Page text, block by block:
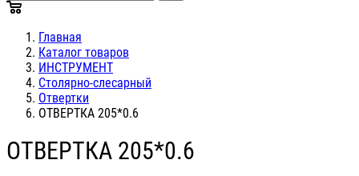
Главная
Каталог товаров
ИНСТРУМЕНТ
Столярно-слесарный
Отвертки
ОТВЕРТКА 205*0.6
ОТВЕРТКА 205*0.6